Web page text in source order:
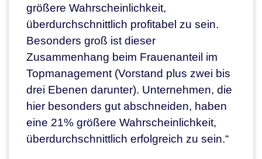
größere Wahrscheinlichkeit,
überdurchschnittlich profitabel zu sein.
Besonders groß ist dieser
Zusammenhang beim Frauenanteil im
Topmanagement (Vorstand plus zwei bis
drei Ebenen darunter). Unternehmen, die
hier besonders gut abschneiden, haben
eine 21% größere Wahrscheinlichkeit,
überdurchschnittlich erfolgreich zu sein.“